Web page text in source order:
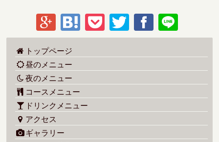
トップページ
昼のメニュー
夜のメニュー
コースメニュー
ドリンクメニュー
アクセス
ギャラリー